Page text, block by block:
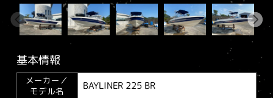
基本情報
メーカー／
モデル名
BAYLINER 225 BR